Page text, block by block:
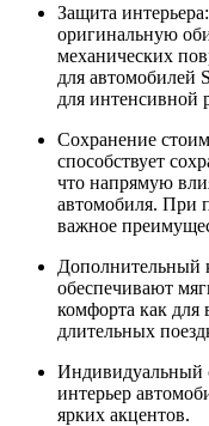
Защита
оригинальную
механических
для автомобилей
для интенсивной
Сохранение
способствует
что напрямую
автомобиля. При
важное
Дополнительный
обеспечивают
комфорта как для
длительных
Индивидуальный
интерьер
ярких акцентов.